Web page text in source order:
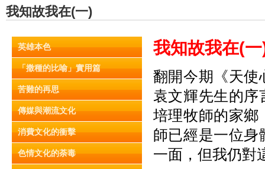
我知故我在(一)
英雄本色
「撒種的比喻」實用篇
苦難的再思
傳媒與潮流文化
消費文化的衝擊
色情文化的荼毒
我知故我在(
翻開今期《天使
袁文輝先生的序
培理牧師的家鄉
師已經是一位身
一面，但我仍對